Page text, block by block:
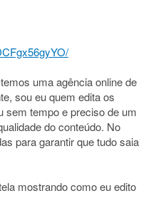
uma agência online de
sou eu quem edita os
sem tempo e preciso de um
do conteúdo. No
para garantir que tudo saia
mostrando como eu edito